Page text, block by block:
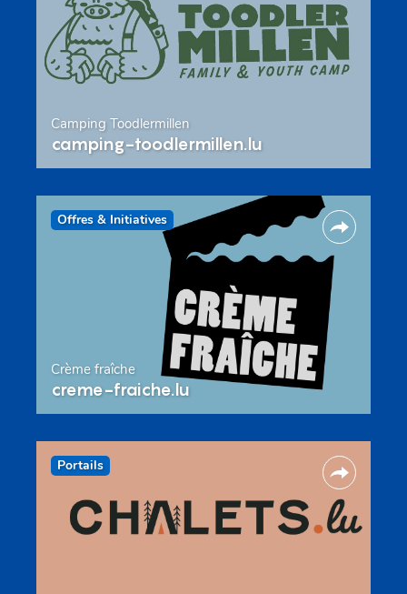
Camping Toodlermillen
camping-toodlermillen.lu
Offres & Initiatives
Crème fraîche
creme-fraiche.lu
Portails